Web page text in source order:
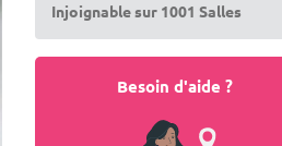
Injoignable sur 1001 Salles
Besoin d'aide ?